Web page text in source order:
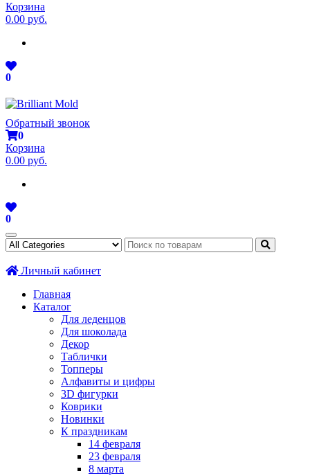
Корзина
0.00 руб.
0
Обратный звонок
0
Корзина
0.00 руб.
0
Личный кабинет
Главная
Каталог
Для леденцов
Для шоколада
Декор
Таблички
Топперы
Алфавиты и цифры
3D фигурки
Коврики
Новинки
К праздникам
14 февраля
23 февраля
8 марта